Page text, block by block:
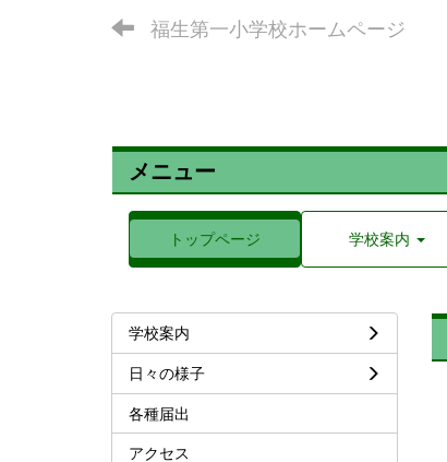
福生第一小学校ホームページ
メニュー
トップページ 学校案内
学校案内
日々の様子
各種届出
アクセス